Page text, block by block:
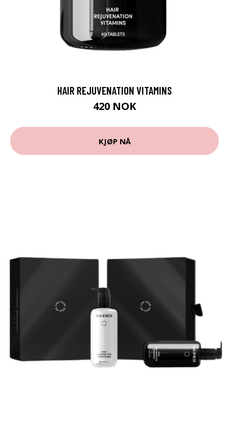
HAIR REJUVENATION VITAMINS
420 NOK
KJØP NÅ